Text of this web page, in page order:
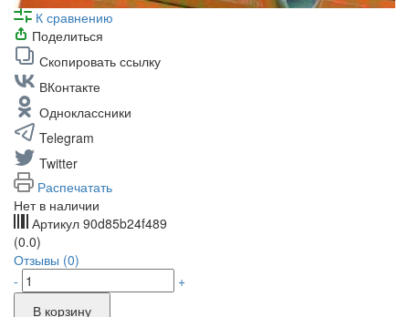
К сравнению
Поделиться
Скопировать ссылку
ВКонтакте
Одноклассники
Telegram
Twitter
Распечатать
Нет в наличии
Артикул 90d85b24f489
(0.0)
Отзывы (0)
-
+
В корзину